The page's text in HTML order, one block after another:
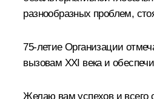
разнообразных проблем,
75-летие Организации
вызовам XXI века и
Желаю вам успехов и всего